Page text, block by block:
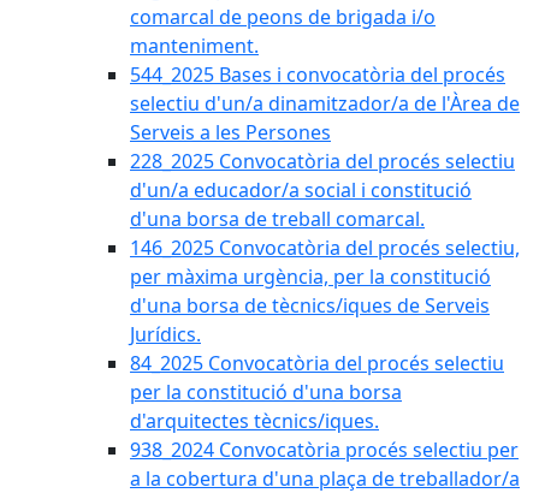
comarcal de peons de brigada i/o
manteniment.
544_2025 Bases i convocatòria del procés
selectiu d'un/a dinamitzador/a de l'Àrea de
Serveis a les Persones
228_2025 Convocatòria del procés selectiu
d'un/a educador/a social i constitució
d'una borsa de treball comarcal.
146_2025 Convocatòria del procés selectiu,
per màxima urgència, per la constitució
d'una borsa de tècnics/iques de Serveis
Jurídics.
84_2025 Convocatòria del procés selectiu
per la constitució d'una borsa
d'arquitectes tècnics/iques.
938_2024 Convocatòria procés selectiu per
a la cobertura d'una plaça de treballador/a